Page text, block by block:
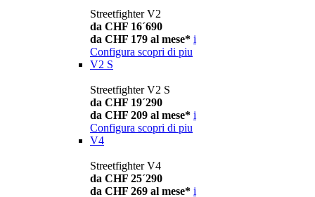
Streetfighter V2
da CHF 16´690
da CHF 179 al mese* i
Configura scopri di piu
V2 S
Streetfighter V2 S
da CHF 19´290
da CHF 209 al mese* i
Configura scopri di piu
V4
Streetfighter V4
da CHF 25´290
da CHF 269 al mese* i